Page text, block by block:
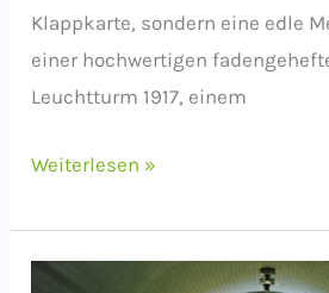
Klappkarte, sondern eine edle
einer hochwertigen
Leuchtturm 1917, einem
wandern
schreiben
Weiterlesen »